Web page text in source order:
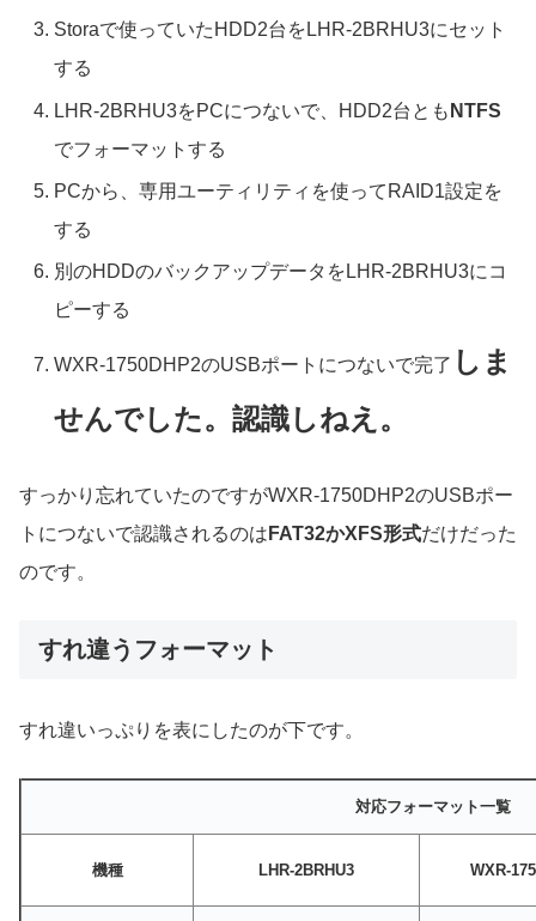
Storaで使っていたHDD2台をLHR-2BRHU3にセット
する
LHR-2BRHU3をPCにつないで、HDD2台とも NTFS
でフォーマットする
PCから、専用ユーティリティを使ってRAID1設定を
する
別のHDDのバックアップデータをLHR-2BRHU3にコ
ピーする
WXR-1750DHP2のUSBポートにつないで完了 しま
せんでした。認識しねえ。
すっかり忘れていたのですがWXR-1750DHP2のUSBポー
トにつないで認識されるのは FAT32かXFS形式だけだった
のです。
すれ違うフォーマット
すれ違いっぷりを表にしたのが下です。
対応フォーマット一覧
機種 LHR-2BRHU3 WXR-